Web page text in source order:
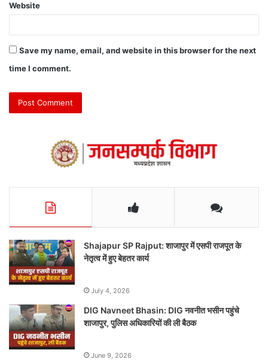
Website
Save my name, email, and website in this browser for the next
time I comment.
Shajapur SP Rajput: शाजापुर में एसपी राजपूत के
नेतृत्व में हुए बेहतर कार्य
July 4, 2026
DIG Navneet Bhasin: DIG नवनीत भसीन पहुंचे
शाजापुर, पुलिस अधिकारियों की ली बैठक
June 9, 2026